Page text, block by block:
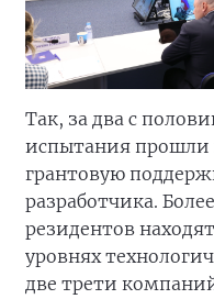
Так, за два с
испытания прошли
грантовую
разработчика.
резидентов
уровнях
две трети